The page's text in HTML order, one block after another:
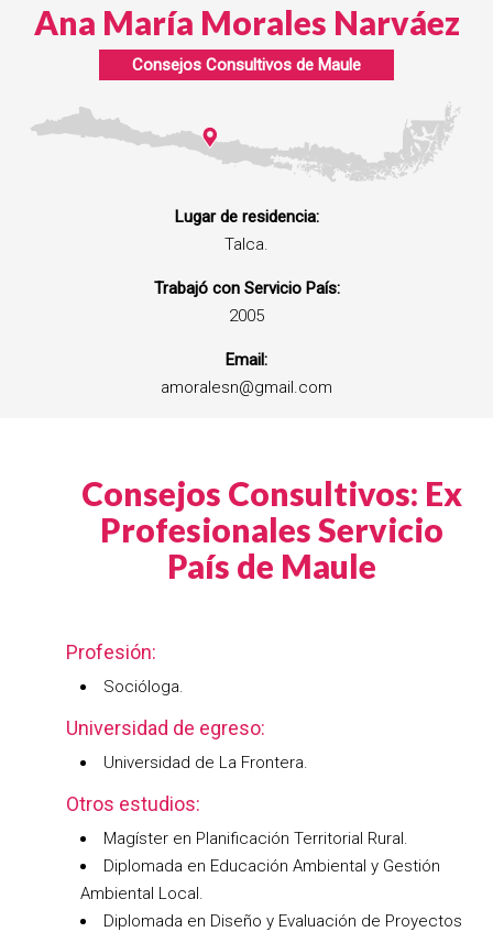
Ana María Morales Narváez
Consejos Consultivos de Maule
Lugar de residencia:
Talca.
Trabajó con Servicio País:
2005
Email:
amoralesn@gmail.com
Consejos Consultivos: Ex
Profesionales Servicio
País de Maule
Profesión:
Socióloga.
Universidad de egreso:
Universidad de La Frontera.
Otros estudios:
Magíster en Planificación Territorial Rural.
Diplomada en Educación Ambiental y Gestión
Ambiental Local.
Diplomada en Diseño y Evaluación de Proyectos